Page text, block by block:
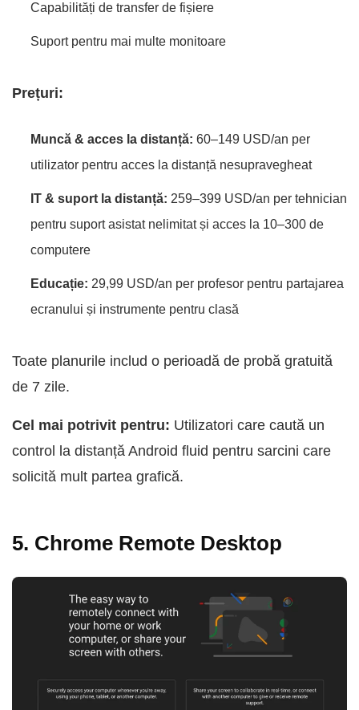
Capabilități de transfer de fișiere
Suport pentru mai multe monitoare
Prețuri:
Muncă & acces la distanță: 60–149 USD/an per
utilizator pentru acces la distanță nesupravegheat
IT & suport la distanță: 259–399 USD/an per tehnician
pentru suport asistat nelimitat și acces la 10–300 de
computere
Educație: 29,99 USD/an per profesor pentru partajarea
ecranului și instrumente pentru clasă
Toate planurile includ o perioadă de probă gratuită
de 7 zile.
Cel mai potrivit pentru: Utilizatori care caută un
control la distanță Android fluid pentru sarcini care
solicită mult partea grafică.
5. Chrome Remote Desktop